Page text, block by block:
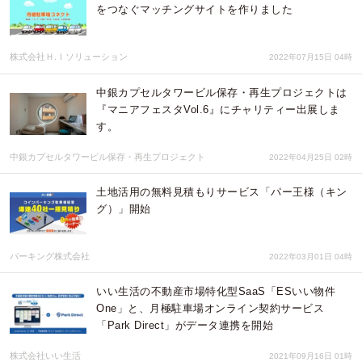
をつなぐマッチングサイトを作りました
株式会社Ｈ.Ｉソリューション 2022年07月15日 04時
中銀カプセルタワービル保存・再生プロジェクトは
『マニアフェスタVol.6』にチャリティー出展しま
す。
中銀カプセルタワービル保存・再生プロジェクト 2022年04月25日 02時
土地活用の無料見積もりサービス「パー王様（キン
グ）」開始
パーキング株式会社 2022年03月01日 04時
いい生活の不動産市場特化型SaaS「ESいい物件
One」と、月極駐車場オンライン契約サービス
「Park Direct」がデータ連携を開始
株式会社いい生活 2021年09月16日 01時